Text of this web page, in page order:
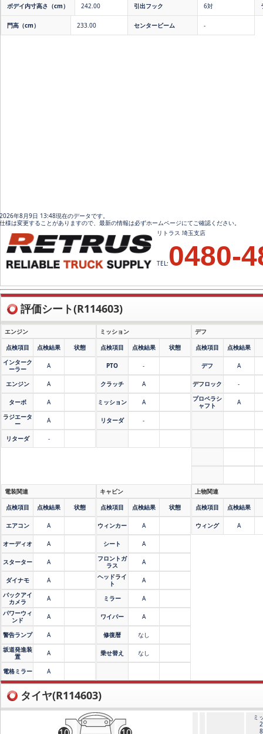
ボデイ内寸高さ（cm） 242.00 引出フック 6対
門高（cm） 233.00 センタービーム -
2026年8月9日 13:48現在のデータです。
仕様は変更することがありますので、最新の情報は必ずホームページにてご確認ください。
リトラス 埼玉支店
TEL: 0480-
評価シート(R114603)
エンジン
点検項目
点検結果
状態
インターク
ーラー
A
エンジン A
ターボ
A
ラジエータ
ー
A
リターダ -
ミッション
点検項目
点検結果 状態
PTO -
クラッチ A
ミッション A
リターダ -
デフ
点検項目
点検結果
デフ A
デフロック
-
プロペラシ
ャフト
A
電装関連
点検項目
点検結果 状態
エアコン A
オーディオ A
スターター A
ダイナモ
A
バックアイ
カメラ
A
パワーウィ
ンド
A
警告ランプ
A
坂道発進装
置
A
電格ミラー A
キャビン
点検項目
点検結果 状態
ウィンカー A
シート
A
フロントガ
ラス
A
ヘッドライ
ト
A
ミラー A
ワイパー A
修復暦 なし
乗せ替え なし
上物関連
点検項目
点検結果
ウィング A
タイヤ(R114603)
ミ